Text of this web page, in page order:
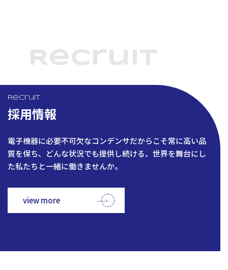
Recruit
Recruit
採用情報
電子機器に必要不可欠なコンデンサだからこそ常に高い品
質を保ち、どんな状況でも提供し続ける、世界を舞台にし
た私たちと一緒に働きませんか。
view more